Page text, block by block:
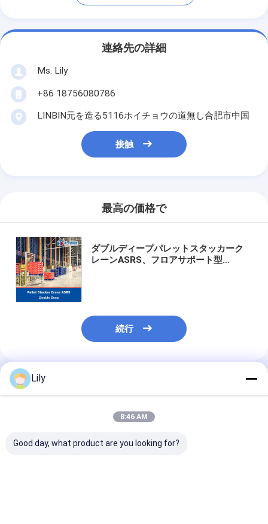
連絡先の詳細
Ms. Lily
+86 18756080786
LINBIN元を造る5116ホイチョウの道無し合肥市中国
接触
最高の価格で
ダブルディープパレットスタッカーク
レーンASRS、フロアサポート型
続行
推薦されたプロダクト
Lily
8:46 AM
Good day, what product are you looking for?